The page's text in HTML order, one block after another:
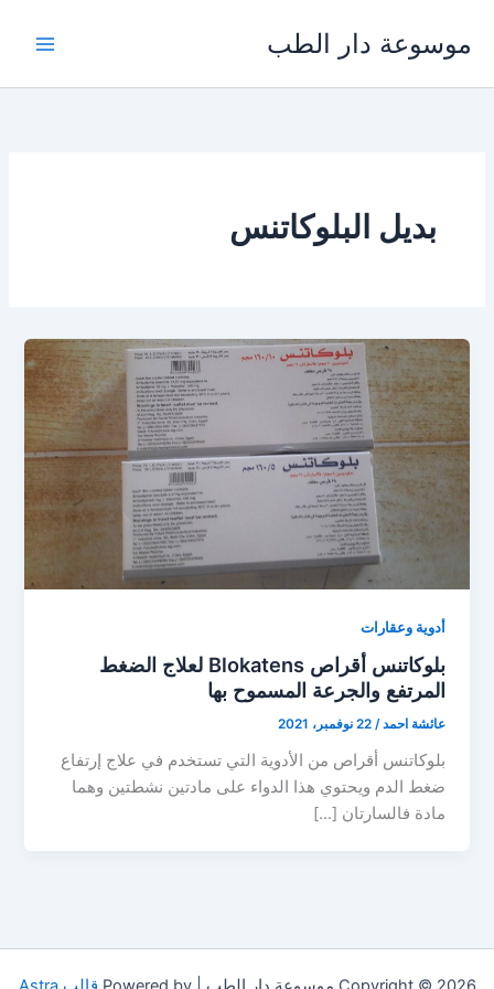
المحتوى
موسوعة دار الطب
بديل البلوكاتنس
أدوية وعقارات
بلوكاتنس أقراص Blokatens لعلاج الضغط
المرتفع والجرعة المسموح بها
عائشة احمد/22 نوفمبر، 2021
بلوكاتنس أقراص من الأدوية التي تستخدم في علاج إرتفاع
ضغط الدم ويحتوي هذا الدواء على مادتين نشطتين وهما
مادة فالسارتان […]